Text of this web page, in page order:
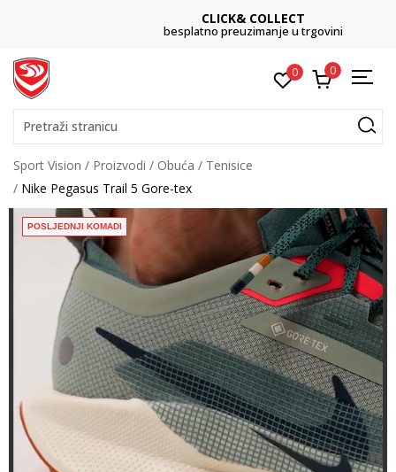
CLICK& COLLECT
besplatno preuzimanje u trgovini
0 0
Pretraži stranicu
Sport Vision Proizvodi Obuća
Tenisice
Nike Pegasus Trail 5 Gore-tex
POSLJEDNJI KOMADI